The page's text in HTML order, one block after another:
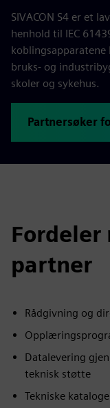
SIVACON S4 er et
henhold til IEC
bruks- og
skoler og sykehus.
Partnersøker
Fordeler
partner
Rådgivning og
Datalevering
teknisk støtte
Tekniske